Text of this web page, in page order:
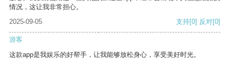
情况，这让我非常担心。
2025-09-05
支持[0] 反对[0]
游客
这款app是我娱乐的好帮手，让我能够放松身心，享受美好时光。